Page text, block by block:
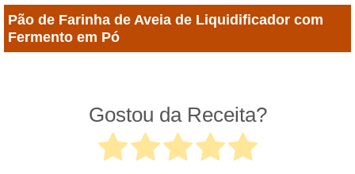
Pão de Farinha de Aveia de Liquidificador com
Fermento em Pó
Gostou da Receita?